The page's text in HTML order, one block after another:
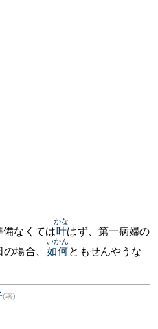
備なくては叶
かな
はず、第一病婦の
場合、 如何
いかん
ともせんやうな
(著)